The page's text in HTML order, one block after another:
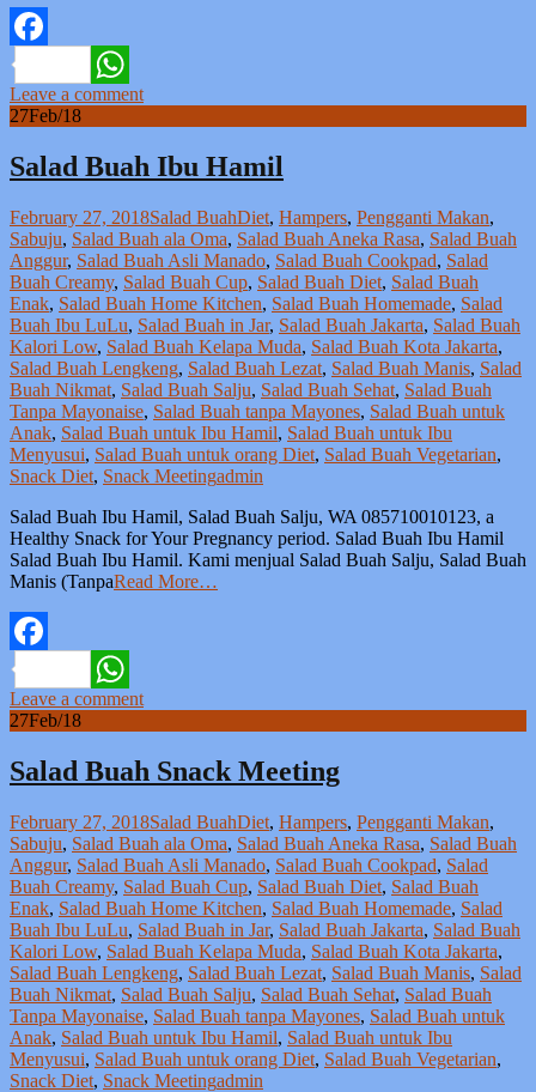
Facebook
WhatsApp
Leave a comment
27Feb/18
Salad Buah Ibu Hamil
February 27, 2018Salad BuahDiet, Hampers, Pengganti Makan,
Sabuju, Salad Buah ala Oma, Salad Buah Aneka Rasa, Salad Buah
Anggur, Salad Buah Asli Manado, Salad Buah Cookpad, Salad
Buah Creamy, Salad Buah Cup, Salad Buah Diet, Salad Buah
Enak, Salad Buah Home Kitchen, Salad Buah Homemade, Salad
Buah Ibu LuLu, Salad Buah in Jar, Salad Buah Jakarta, Salad Buah
Kalori Low, Salad Buah Kelapa Muda, Salad Buah Kota Jakarta,
Salad Buah Lengkeng, Salad Buah Lezat, Salad Buah Manis, Salad
Buah Nikmat, Salad Buah Salju, Salad Buah Sehat, Salad Buah
Tanpa Mayonaise, Salad Buah tanpa Mayones, Salad Buah untuk
Anak, Salad Buah untuk Ibu Hamil, Salad Buah untuk Ibu
Menyusui, Salad Buah untuk orang Diet, Salad Buah Vegetarian,
Snack Diet, Snack Meetingadmin
Salad Buah Ibu Hamil, Salad Buah Salju, WA 085710010123, a
Healthy Snack for Your Pregnancy period. Salad Buah Ibu Hamil
Salad Buah Ibu Hamil. Kami menjual Salad Buah Salju, Salad Buah
Manis (TanpaRead More…
Facebook
WhatsApp
Leave a comment
27Feb/18
Salad Buah Snack Meeting
February 27, 2018Salad BuahDiet, Hampers, Pengganti Makan,
Sabuju, Salad Buah ala Oma, Salad Buah Aneka Rasa, Salad Buah
Anggur, Salad Buah Asli Manado, Salad Buah Cookpad, Salad
Buah Creamy, Salad Buah Cup, Salad Buah Diet, Salad Buah
Enak, Salad Buah Home Kitchen, Salad Buah Homemade, Salad
Buah Ibu LuLu, Salad Buah in Jar, Salad Buah Jakarta, Salad Buah
Kalori Low, Salad Buah Kelapa Muda, Salad Buah Kota Jakarta,
Salad Buah Lengkeng, Salad Buah Lezat, Salad Buah Manis, Salad
Buah Nikmat, Salad Buah Salju, Salad Buah Sehat, Salad Buah
Tanpa Mayonaise, Salad Buah tanpa Mayones, Salad Buah untuk
Anak, Salad Buah untuk Ibu Hamil, Salad Buah untuk Ibu
Menyusui, Salad Buah untuk orang Diet, Salad Buah Vegetarian,
Snack Diet, Snack Meetingadmin